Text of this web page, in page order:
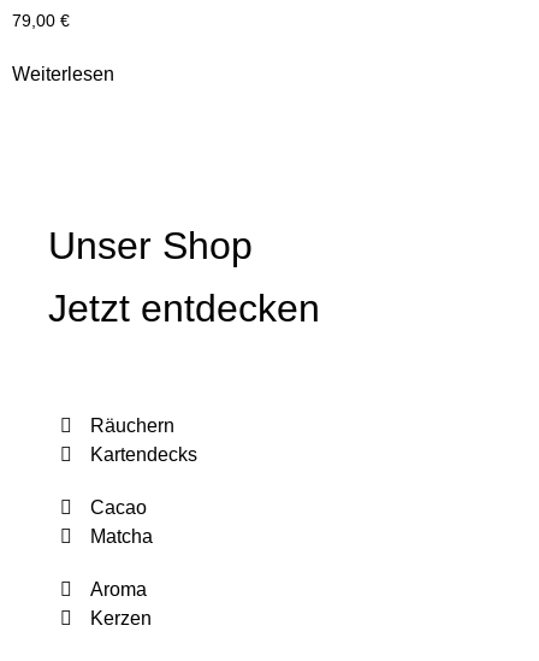
79,00 €
Weiterlesen
Unser Shop
Jetzt entdecken
Räuchern
Kartendecks
Cacao
Matcha
Aroma
Kerzen